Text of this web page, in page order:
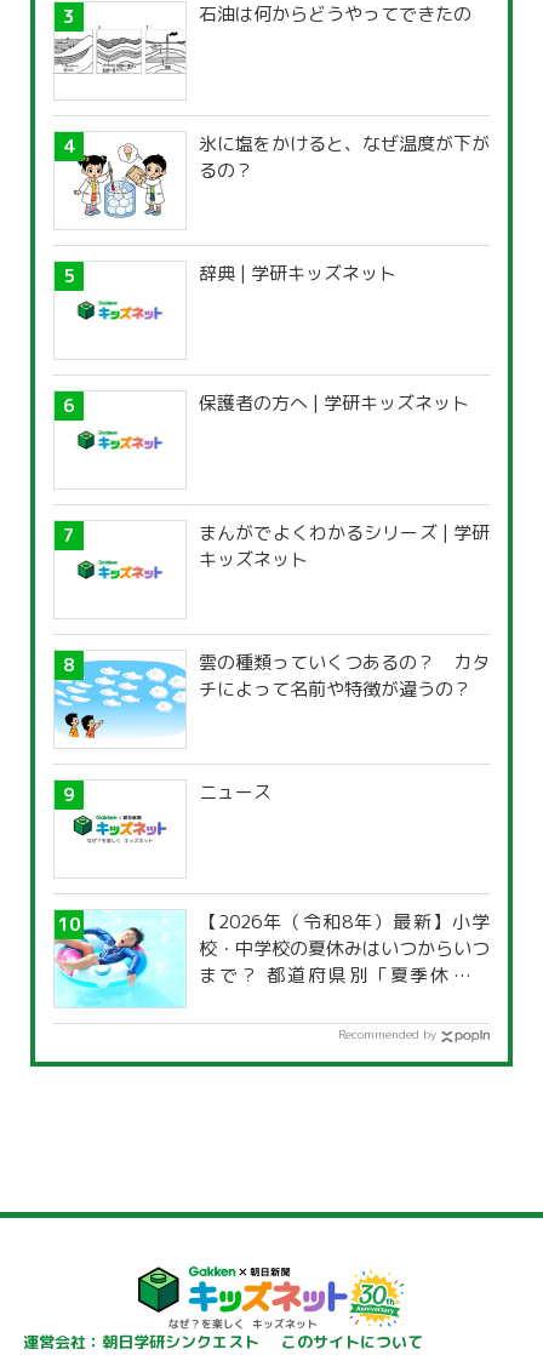
石油は何からどうやってできたの
氷に塩をかけると、なぜ温度が下が
るの？
辞典 | 学研キッズネット
保護者の方へ | 学研キッズネット
まんがでよくわかるシリーズ | 学研
キッズネット
雲の種類っていくつあるの？ カタ
チによって名前や特徴が違うの？
ニュース
【2026年（令和8年）最新】小学
校・中学校の夏休みはいつからいつ
まで？ 都道府県別「夏季休暇一
Recommended by
運営会社：朝日学研シンクエスト このサイトについて